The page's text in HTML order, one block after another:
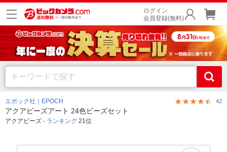
ログイン
会員登録(無料)
エポック社｜EPOCH 42
アクアビーズアート 24色ビーズセット
アクアビーズ - ランキング 21位